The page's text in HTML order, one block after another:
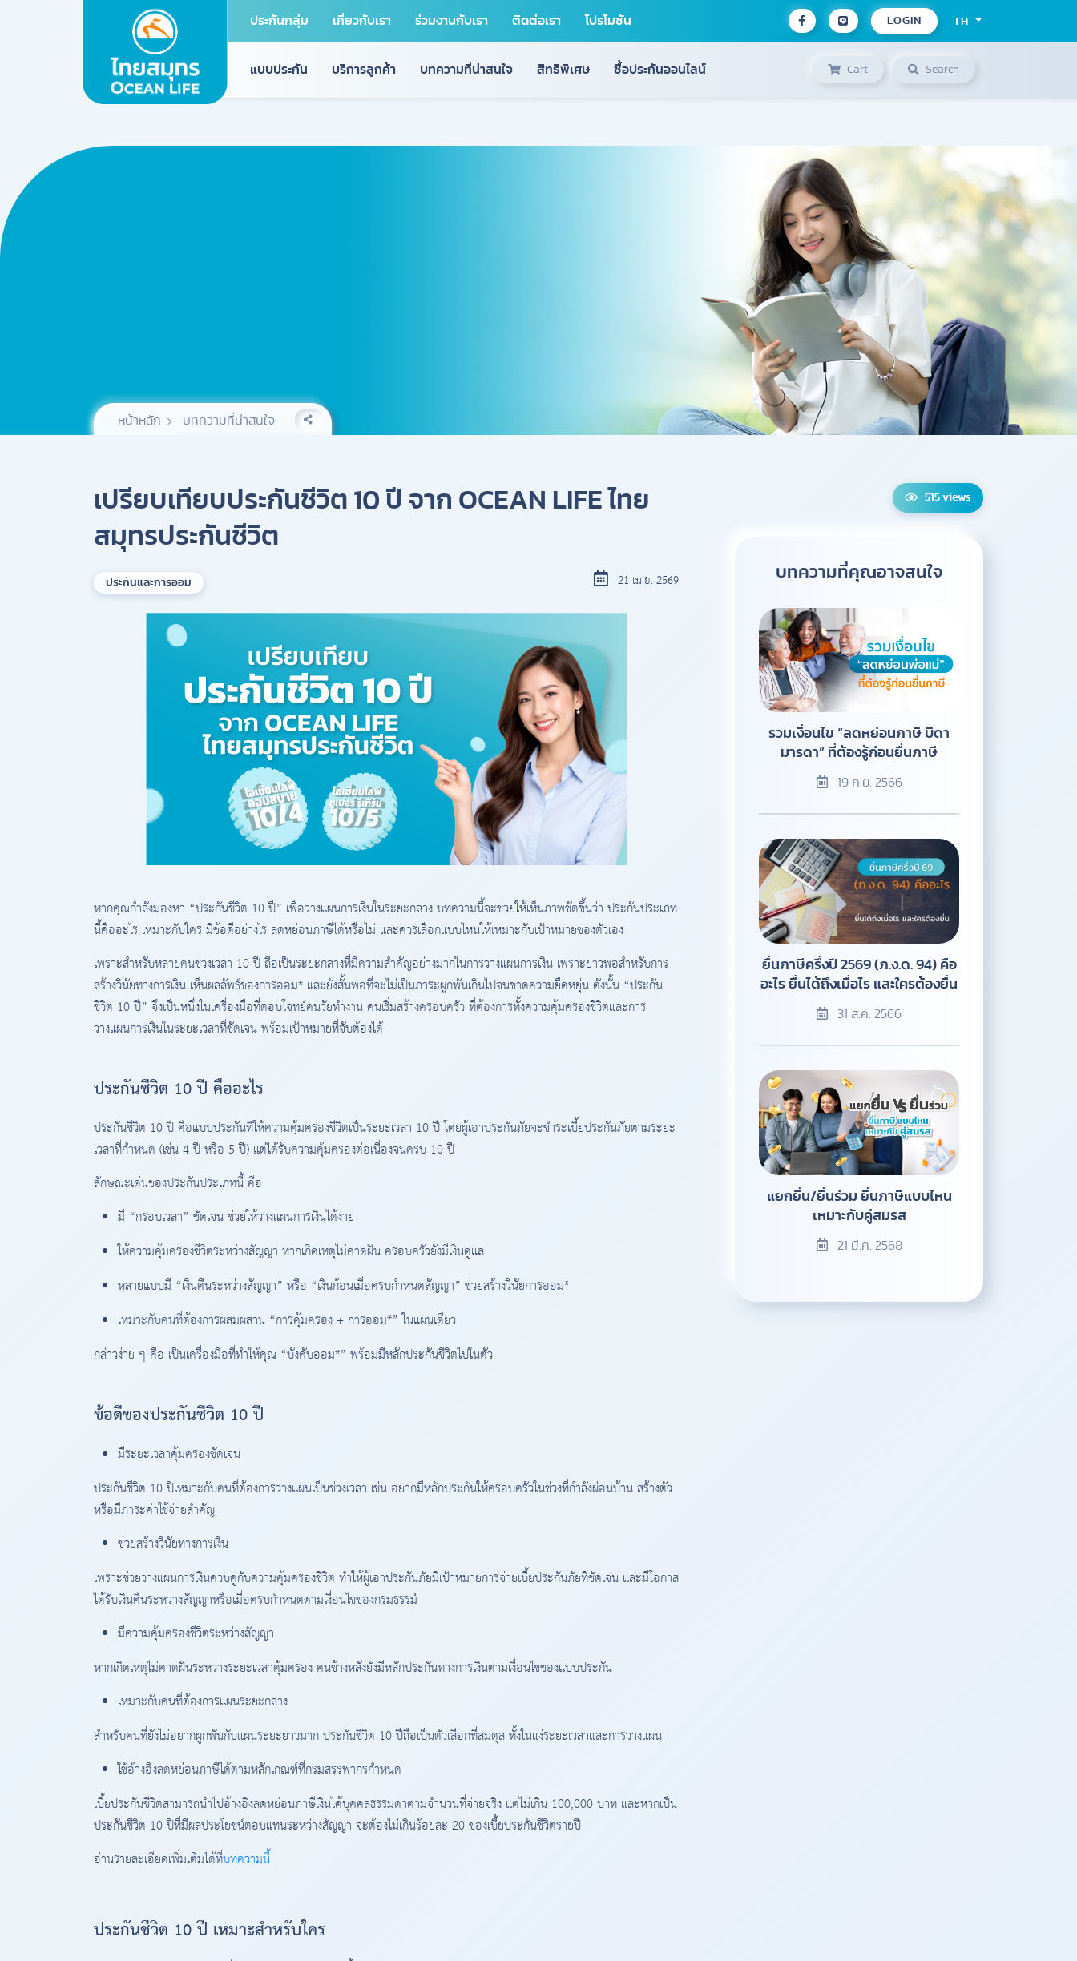
ประกันกลุ่ม เกี่ยวกับเรา ร่วมงานกับเรา ติดต่อเรา โปรโมชัน LOGIN TH
แบบประกัน บริการลูกค้า บทความที่น่าสนใจ สิทธิพิเศษ ซื้อประกันออนไลน์ Cart Search
หน้าหลัก บทความที่น่าสนใจ
เปรียบเทียบประกันชีวิต 10 ปี จาก OCEAN LIFE ไทย
สมุทรประกันชีวิต
ประกันและการออม 21 เม.ย. 2569
หากคุณกำลังมองหา “ประกันชีวิต 10 ปี” เพื่อวางแผนการเงินในระยะกลาง บทความนี้จะช่วยให้เห็นภาพชัดขึ้นว่า ประกันประเภท
นี้คืออะไร เหมาะกับใคร มีข้อดีอย่างไร ลดหย่อนภาษีได้หรือไม่ และควรเลือกแบบไหนให้เหมาะกับเป้าหมายของตัวเอง
เพราะสำหรับหลายคนช่วงเวลา 10 ปี ถือเป็นระยะกลางที่มีความสำคัญอย่างมากในการวางแผนการเงิน เพราะยาวพอสำหรับการ
สร้างวินัยทางการเงิน เห็นผลลัพธ์ของการออม* และยังสั้นพอที่จะไม่เป็นภาระผูกพันเกินไปจนขาดความยืดหยุ่น ดังนั้น “ประกัน
ชีวิต 10 ปี” จึงเป็นหนึ่งในเครื่องมือที่ตอบโจทย์คนวัยทำงาน คนเริ่มสร้างครอบครัว ที่ต้องการทั้งความคุ้มครองชีวิตและการ
วางแผนการเงินในระยะเวลาที่ชัดเจน พร้อมเป้าหมายที่จับต้องได้
ประกันชีวิต 10 ปี คืออะไร
ประกันชีวิต 10 ปี คือแบบประกันที่ให้ความคุ้มครองชีวิตเป็นระยะเวลา 10 ปี โดยผู้เอาประกันภัยจะชำระเบี้ยประกันภัยตามระยะ
เวลาที่กำหนด (เช่น 4 ปี หรือ 5 ปี) แต่ได้รับความคุ้มครองต่อเนื่องจนครบ 10 ปี
ลักษณะเด่นของประกันประเภทนี้ คือ
มี “กรอบเวลา” ชัดเจน ช่วยให้วางแผนการเงินได้ง่าย
ให้ความคุ้มครองชีวิตระหว่างสัญญา หากเกิดเหตุไม่คาดฝัน ครอบครัวยังมีเงินดูแล
หลายแบบมี “เงินคืนระหว่างสัญญา” หรือ “เงินก้อนเมื่อครบกำหนดสัญญา” ช่วยสร้างวินัยการออม*
เหมาะกับคนที่ต้องการผสมผสาน “การคุ้มครอง + การออม*” ในแผนเดียว
กล่าวง่าย ๆ คือ เป็นเครื่องมือที่ทำให้คุณ “บังคับออม*” พร้อมมีหลักประกันชีวิตไปในตัว
ข้อดีของประกันชีวิต 10 ปี
มีระยะเวลาคุ้มครองชัดเจน
ประกันชีวิต 10 ปีเหมาะกับคนที่ต้องการวางแผนเป็นช่วงเวลา เช่น อยากมีหลักประกันให้ครอบครัวในช่วงที่กำลังผ่อนบ้าน สร้างตัว
หรือมีภาระค่าใช้จ่ายสำคัญ
ช่วยสร้างวินัยทางการเงิน
เพราะช่วยวางแผนการเงินควบคู่กับความคุ้มครองชีวิต ทำให้ผู้เอาประกันภัยมีเป้าหมายการจ่ายเบี้ยประกันภัยที่ชัดเจน และมีโอกาส
ได้รับเงินคืนระหว่างสัญญาหรือเมื่อครบกำหนดตามเงื่อนไขของกรมธรรม์
มีความคุ้มครองชีวิตระหว่างสัญญา
หากเกิดเหตุไม่คาดฝันระหว่างระยะเวลาคุ้มครอง คนข้างหลังยังมีหลักประกันทางการเงินตามเงื่อนไขของแบบประกัน
เหมาะกับคนที่ต้องการแผนระยะกลาง
สำหรับคนที่ยังไม่อยากผูกพันกับแผนระยะยาวมาก ประกันชีวิต 10 ปีถือเป็นตัวเลือกที่สมดุล ทั้งในแง่ระยะเวลาและการวางแผน
ใช้อ้างอิงลดหย่อนภาษีได้ตามหลักเกณฑ์ที่กรมสรรพากรกำหนด
เบี้ยประกันชีวิตสามารถนำไปอ้างอิงลดหย่อนภาษีเงินได้บุคคลธรรมดาตามจำนวนที่จ่ายจริง แต่ไม่เกิน 100,000 บาท และหากเป็น
ประกันชีวิต 10 ปีที่มีผลประโยชน์ตอบแทนระหว่างสัญญา จะต้องไม่เกินร้อยละ 20 ของเบี้ยประกันชีวิตรายปี
อ่านรายละเอียดเพิ่มเติมได้ที่บทความนี้
ประกันชีวิต 10 ปี เหมาะสำหรับใคร
515 views
บทความที่คุณอาจสนใจ
รวมเงื่อนไข “ลดหย่อนภาษี บิดา
มารดา” ที่ต้องรู้ก่อนยื่นภาษี
19 ก.ย. 2566
ยื่นภาษีครึ่งปี 2569 (ภ.ง.ด. 94) คือ
อะไร ยื่นได้ถึงเมื่อไร และใครต้องยื่น
31 ส.ค. 2566
แยกยื่น/ยื่นร่วม ยื่นภาษีแบบไหน
เหมาะกับคู่สมรส
21 มี.ค. 2568